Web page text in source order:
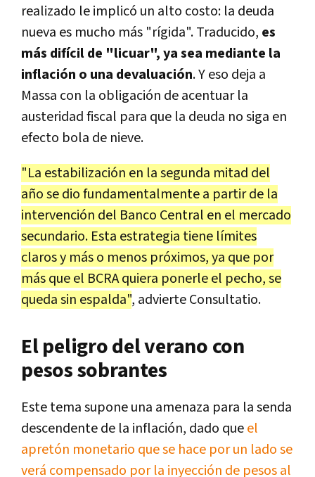
realizado le implicó un alto costo: la deuda
nueva es mucho más "rígida". Traducido, es
más difícil de "licuar", ya sea mediante la
inflación o una devaluación. Y eso deja a
Massa con la obligación de acentuar la
austeridad fiscal para que la deuda no siga en
efecto bola de nieve.
"La estabilización en la segunda mitad del
año se dio fundamentalmente a partir de la
intervención del Banco Central en el mercado
secundario. Esta estrategia tiene límites
claros y más o menos próximos, ya que por
más que el BCRA quiera ponerle el pecho, se
queda sin espalda", advierte Consultatio.
El peligro del verano con
pesos sobrantes
Este tema supone una amenaza para la senda
descendente de la inflación, dado queel
apretón monetario que se hace por un lado se
verá compensado por la inyección de pesos al